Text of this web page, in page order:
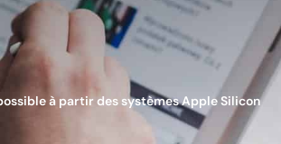
à partir des systèmes Apple Silicon